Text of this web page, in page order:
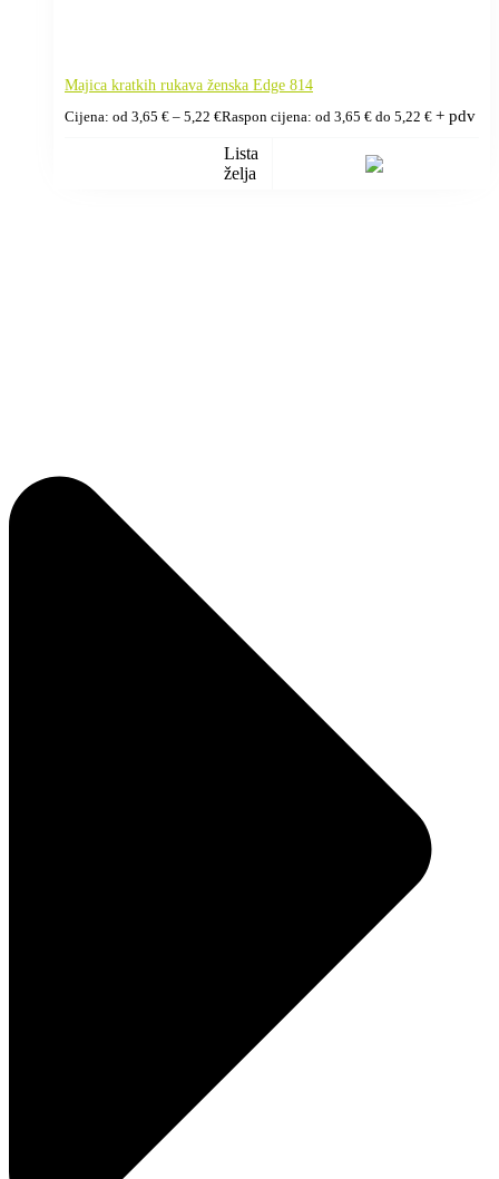
Majica kratkih rukava ženska Edge 814
Cijena: od 3,65 € – 5,22 €Raspon cijena: od 3,65 € do 5,22 € + pdv
Lista
želja